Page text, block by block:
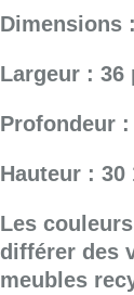
Dimensions :
Largeur : 36
Profondeur :
Hauteur : 30
Les
différer des
meubles